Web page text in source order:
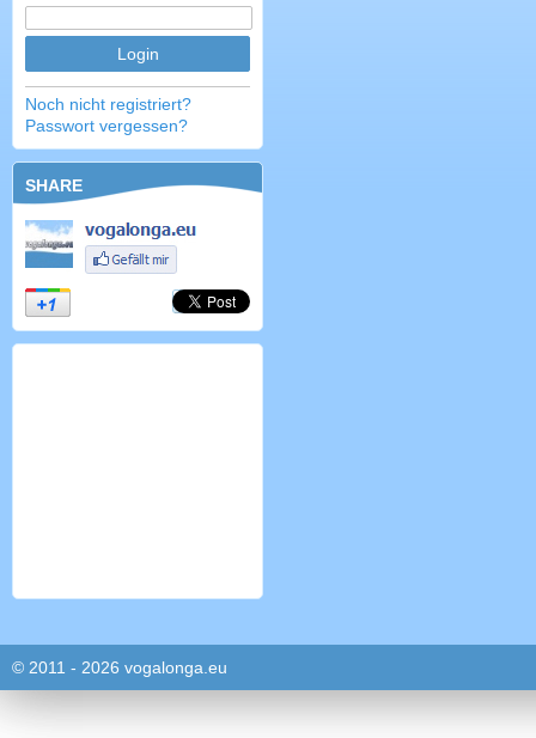
Noch nicht registriert?
Passwort vergessen?
SHARE
© 2011 - 2026 vogalonga.eu